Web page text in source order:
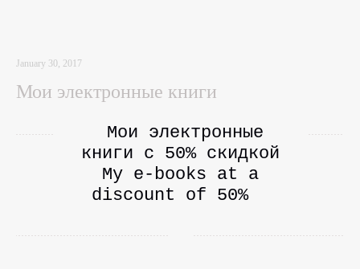
January 30, 2017
Мои электронные книги
Мои электронные
книги с 50% cкидкой
My e-books at a
discount of 50%